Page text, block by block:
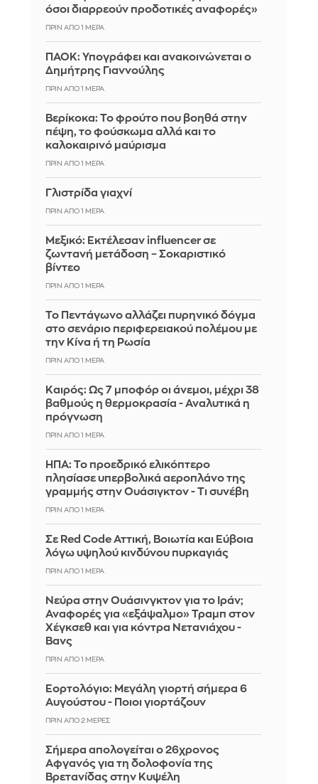
όσοι διαρρεούν προδοτικές αναφορές»
ΠΡΙΝ ΑΠΌ 1 ΜΈΡΑ
ΠΑΟΚ: Υπογράφει και ανακοινώνεται ο
Δημήτρης Γιαννούλης
ΠΡΙΝ ΑΠΌ 1 ΜΈΡΑ
Βερίκοκα: Το φρούτο που βοηθά στην
πέψη, το φούσκωμα αλλά και το
καλοκαιρινό μαύρισμα
ΠΡΙΝ ΑΠΌ 1 ΜΈΡΑ
Γλιστρίδα γιαχνί
ΠΡΙΝ ΑΠΌ 1 ΜΈΡΑ
Μεξικό: Εκτέλεσαν influencer σε
ζωντανή μετάδοση – Σοκαριστικό
βίντεο
ΠΡΙΝ ΑΠΌ 1 ΜΈΡΑ
Το Πεντάγωνο αλλάζει πυρηνικό δόγμα
στο σενάριο περιφερειακού πολέμου με
την Κίνα ή τη Ρωσία
ΠΡΙΝ ΑΠΌ 1 ΜΈΡΑ
Καιρός: Ως 7 μποφόρ οι άνεμοι, μέχρι 38
βαθμούς η θερμοκρασία - Αναλυτικά η
πρόγνωση
ΠΡΙΝ ΑΠΌ 1 ΜΈΡΑ
ΗΠΑ: Το προεδρικό ελικόπτερο
πλησίασε υπερβολικά αεροπλάνο της
γραμμής στην Ουάσιγκτον - Τι συνέβη
ΠΡΙΝ ΑΠΌ 1 ΜΈΡΑ
Σε Red Code Αττική, Βοιωτία και Εύβοια
λόγω υψηλού κινδύνου πυρκαγιάς
ΠΡΙΝ ΑΠΌ 1 ΜΈΡΑ
Νεύρα στην Ουάσινγκτον για το Ιράν;
Αναφορές για «εξάψαλμο» Τραμπ στον
Χέγκσεθ και για κόντρα Νετανιάχου -
Βανς
ΠΡΙΝ ΑΠΌ 1 ΜΈΡΑ
Εορτολόγιο: Μεγάλη γιορτή σήμερα 6
Αυγούστου - Ποιοι γιορτάζουν
ΠΡΙΝ ΑΠΌ 2 ΜΈΡΕΣ
Σήμερα απολογείται ο 26χρονος
Αφγανός για τη δολοφονία της
Βρετανίδας στην Κυψέλη